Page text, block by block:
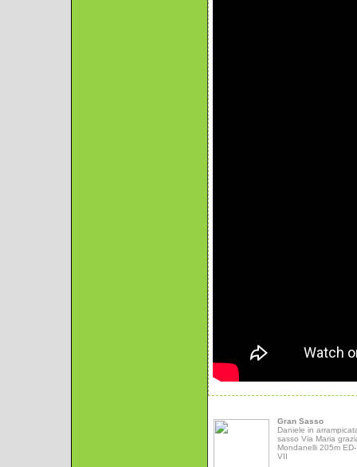
Gran Sasso
Daniele in
sasso Via Maria
Mondanelli 205m
VII